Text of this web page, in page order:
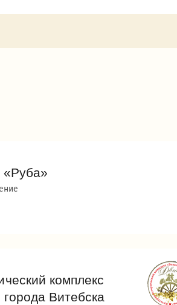
«Руба»
комплекс
Витебска